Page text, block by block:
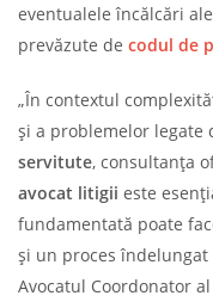
eventualele încălcări ale
prevăzute de codul de
„În contextul
și a problemelor legate
servitute, consultanța
avocat litigii este
fundamentată poate
și un proces îndelungat
Avocatul Coordonator